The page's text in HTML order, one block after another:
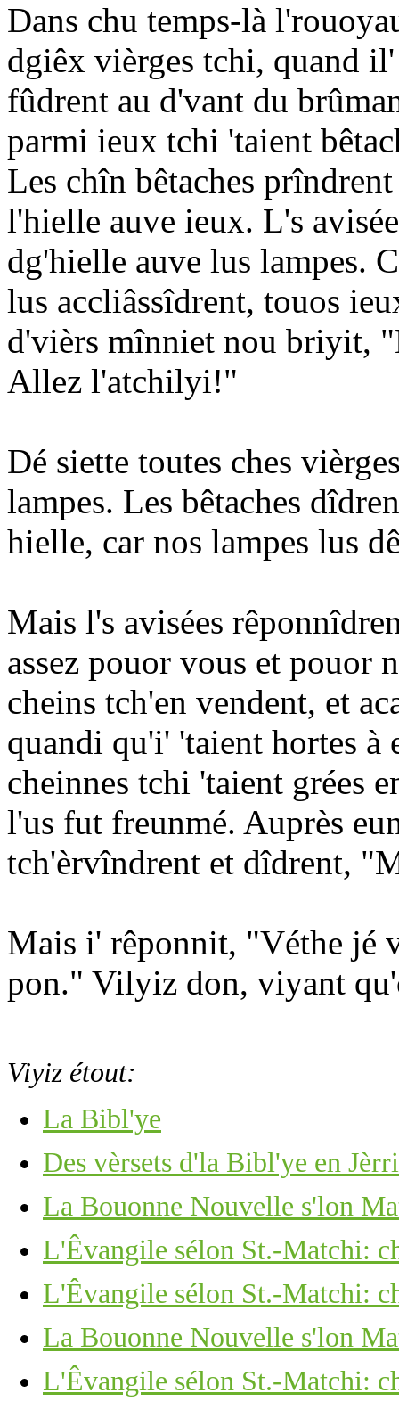
Dans chu temps-là
dgiêx vièrges tchi, quand
fûdrent au d'vant du
parmi ieux tchi 'taient
Les chîn bêtaches
l'hielle auve ieux. L's
dg'hielle auve lus lampes.
lus accliâssîdrent, touos
d'vièrs mînniet nou briyit,
Allez l'atchilyi!"
Dé siette toutes ches
lampes. Les bêtaches
hielle, car nos lampes lus
Mais l's avisées
assez pouor vous et pouor
cheins tch'en vendent, et
quandi qu'i' 'taient hortes à
cheinnes tchi 'taient grées
l'us fut freunmé. Auprès
tch'èrvîndrent et dîdrent,
Mais i' rêponnit, "Véthe jé
pon." Vilyiz don, viyant
Viyiz étout:
La Bibl'ye
Des vèrsets d'la Bibl'ye en
La Bouonne Nouvelle s'lon
L'Êvangile sélon St.-Matchi:
L'Êvangile sélon St.-Matchi:
La Bouonne Nouvelle s'lon
L'Êvangile sélon St.-Matchi: